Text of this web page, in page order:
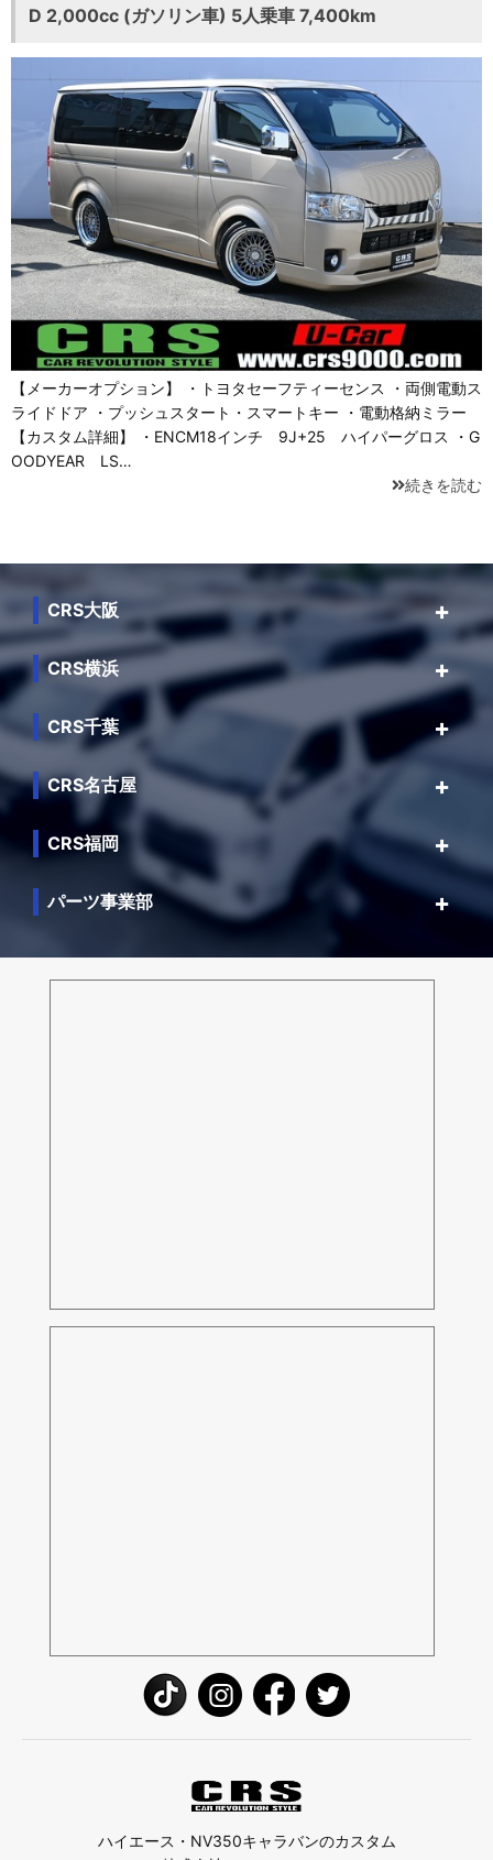
D 2,000cc (ガソリン車) 5人乗車 7,400km
【メーカーオプション】 ・トヨタセーフティーセンス ・両側電動ス
ライドドア ・プッシュスタート・スマートキー ・電動格納ミラー
【カスタム詳細】 ・ENCM18インチ 9J+25 ハイパーグロス ・G
OODYEAR LS…
続きを読む
CRS大阪
CRS横浜
CRS千葉
CRS名古屋
CRS福岡
パーツ事業部
ハイエース・NV350キャラバンのカスタム